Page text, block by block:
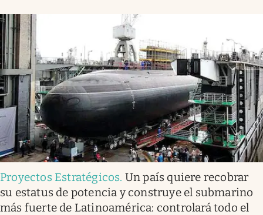
Proyectos Estratégicos. Un país quiere recobrar
su estatus de potencia y construye el submarino
más fuerte de Latinoamérica: controlará todo el